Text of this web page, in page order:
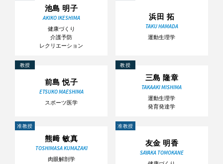
池島 明子
AKIKO IKESHIMA
健康づくり
介護予防
レクリエーション
浜田 拓
TAKU HAMADA
運動生理学
教授
前島 悦子
ETSUKO MAESHIMA
スポーツ医学
教授
三島 隆章
TAKAAKI MISHIMA
運動生理学
発育発達学
准教授
熊﨑 敏真
TOSHIMASA KUMAZAKI
肉眼解剖学
准教授
友金 明香
SAYAKA TOMOKANE